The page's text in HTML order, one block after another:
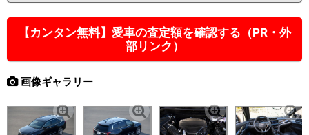
【カンタン無料】愛車の査定額を確認する（PR・外
部リンク）
画像ギャラリー